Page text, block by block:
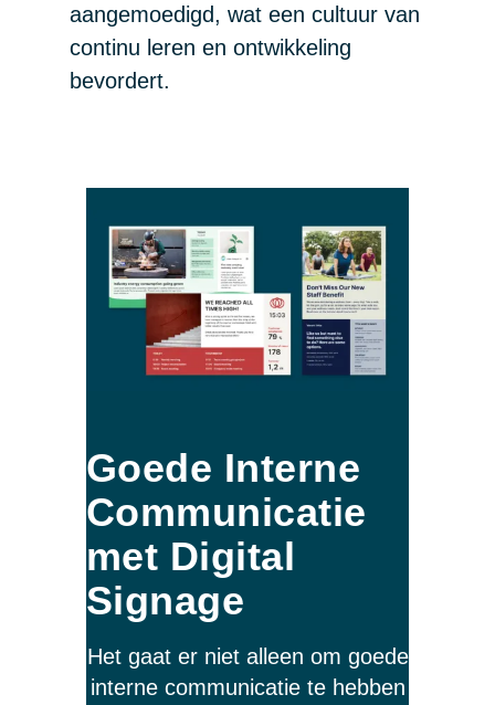
aangemoedigd, wat een cultuur van
continu leren en ontwikkeling
bevordert.
Goede Interne
Communicatie
met Digital
Signage
Het gaat er niet alleen om goede
interne communicatie te hebben